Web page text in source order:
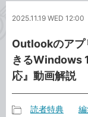
ッ
2025.11.19 WED 12:00
Outlookのアプ
きるWindows
応』動画解説
読者特典